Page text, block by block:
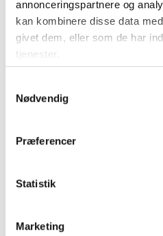
annonceringspartnere og
kan kombinere disse data
givet dem, eller som de har
tjenester.
Nødvendig
Præferencer
Statistik
Marketing